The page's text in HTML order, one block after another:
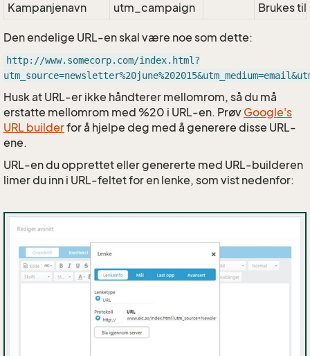
Kampanjenavn
utm_campaign Brukes
Den endelige URL-en skal være noe som dette:
http://www.somecorp.com/index.html?
Husk at URL-er ikke håndterer mellomrom, så du må
erstatte mellomrom med %20 i URL-en. Prøv Google's
URL builderfor å hjelpe deg med å generere disse URL-
ene.
URL-en du opprettet eller genererte med URL-builderen
limer du inn i URL-feltet for en lenke, som vist nedenfor: